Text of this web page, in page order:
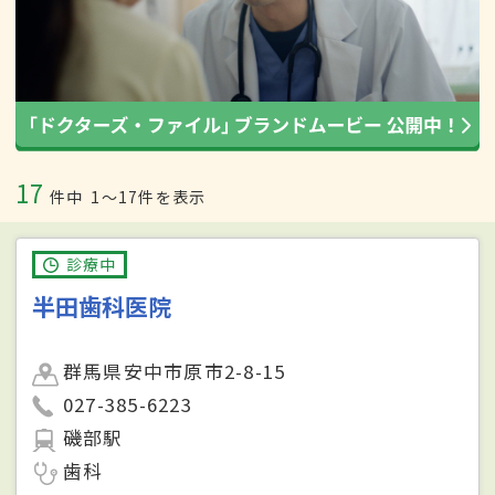
17 件中 1〜17件を表示
診療中
半田歯科医院
群馬県安中市原市2-8-15
027-385-6223
磯部駅
歯科